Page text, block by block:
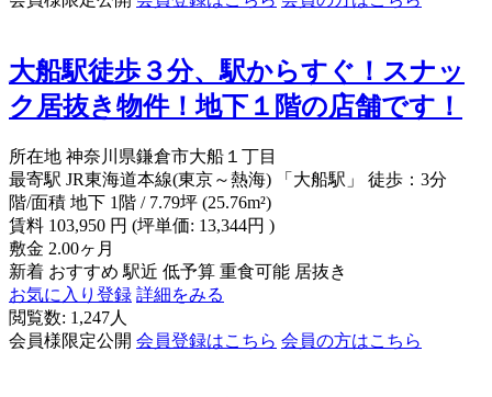
大船駅徒歩３分、駅からすぐ！スナッ
ク居抜き物件！地下１階の店舗です！
所在地 神奈川県鎌倉市大船１丁目
最寄駅 JR東海道本線(東京～熱海) 「大船駅」 徒歩：3分
階/面積 地下 1階 / 7.79坪 (25.76m²)
賃料 103,950 円 (坪単価: 13,344円 )
敷金 2.00ヶ月
新着 おすすめ 駅近 低予算 重食可能 居抜き
お気に入り登録 詳細をみる
閲覧数: 1,247人
会員様限定公開 会員登録はこちら 会員の方はこちら